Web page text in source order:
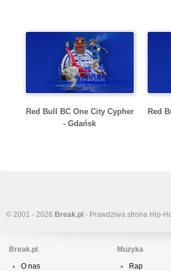
Red Bull BC One City Cypher
- Gdańsk
Red
© 2001 - 2026 Break.pl - Prawdziwa strona Hip-
Break.pl
O nas
Muzyka
Rap